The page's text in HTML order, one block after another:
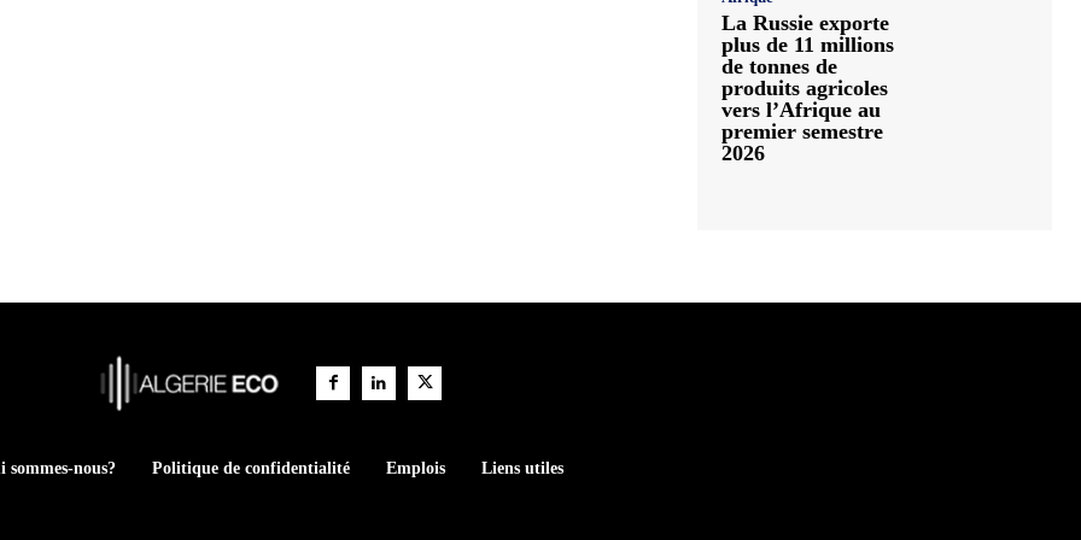
La Russie exporte
plus de 11 millions
de tonnes de
produits agricoles
vers l’Afrique au
premier semestre
2026
sommes-nous? Politique de confidentialité Emplois Liens utiles